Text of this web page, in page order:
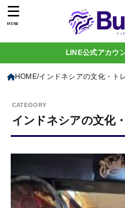
MENU
LINE公式アカウ
HOME インドネシアの文化・ト
インドネシアの文化